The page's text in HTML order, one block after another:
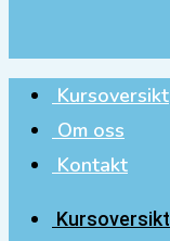
Kursoversikt
Om oss
Kontakt
Kursoversikt